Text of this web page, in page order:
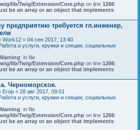
lib/Twig/Extension/Core.php on line 1266:
be an array or an object that implements
предприятию требуется гл.инженер,
Work12 « 04 сен 2017, 13:40
и услуги, кружки и секции, социальные
: in file
lib/Twig/Extension/Core.php on line 1266:
be an array or an object that implements
Черноморское.
Егор « 28 авг 2017, 09:01
и услуги, кружки и секции, социальные
: in file
lib/Twig/Extension/Core.php on line 1266:
be an array or an object that implements